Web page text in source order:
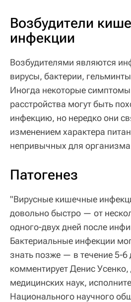
Возбудители
инфекции
Возбудителями являются
вирусы, бактерии,
Иногда некоторые
расстройства могут быть
инфекцию, но нередко они
изменением характера
непривычных для организма
Патогенез
"Вирусные кишечные
довольно быстро — от
одного-двух дней после
Бактериальные инфекции
знать позже — в течение 5-
комментирует Денис Усенко,
медицинских наук,
Национального научного